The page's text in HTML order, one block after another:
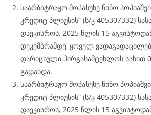
საარბიტრაჟო მოპასუხე ნინო
კრედიტ პლიუსის“ (ს/კ 405307332)
დაეკისროს, 2025 წლის 15
დეკემბრამდე, ყოველ
დარიცხული პირგასამტეხლოს სახით
გადახდა.
საარბიტრაჟო მოპასუხე ნინო
კრედიტ პლიუსის“ (ს/კ 405307332)
დაეკისროს, 2025 წლის 15